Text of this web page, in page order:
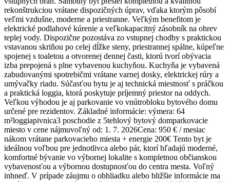
rekonštrukciou vrátane dispozičných úprav, vďaka ktorým pôsobí
veľmi vzdušne, moderne a priestranne. Veľkým benefitom je
elektrické podlahové kúrenie a veľkokapacitný zásobník na ohrev
teplej vody. Dispozične pozostáva zo vstupnej chodby s praktickou
vstavanou skriňou po celej dĺžke steny, priestrannej spálne, kúpeľne
spojenej s toaletou a otvorenej dennej časti, ktorú tvorí obývacia
izba prepojená s plne vybavenou kuchyňou. Kuchyňa je vybavená
zabudovanými spotrebičmi vrátane varnej dosky, elektrickej rúry a
umývačky riadu. Súčasťou bytu je aj technická miestnosť s práčkou
a praktická loggia, ktorá poskytuje príjemný priestor na oddych.
Veľkou výhodou je aj parkovanie vo vnútrobloku bytového domu
určené pre rezidentov. Základné informácie: výmera: 64
m²loggiapivnica3 poschodie z 5tehlový bytový domparkovacie
miesto v cene nájmuvoľný od: 1. 7. 2026Cena: 950 € / mesiac
nákom vrátane parkovacieho miesta + energie 200€ Tento byt je
ideálnou voľbou pre jednotlivca alebo pár, ktorí hľadajú moderné,
komfortné bývanie vo výbornej lokalite s kompletnou občianskou
vybavenosťou a výbornou dostupnosťou do centra mesta. Voľný
inhneď. V prípade záujmu o obhliadku alebo bližšie informácie ma